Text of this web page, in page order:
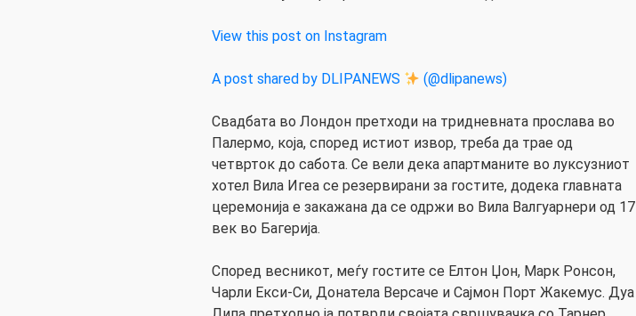
View this post on Instagram
A post shared by DLIPANEWS (@dlipanews)
Свадбата во Лондон претходи на тридневната прослава во
Палермо, која, според истиот извор, треба да трае од
четврток до сабота. Се вели дека апартманите во луксузниот
хотел Вила Игеа се резервирани за гостите, додека главната
церемонија е закажана да се одржи во Вила Валгуарнери од 17
век во Багерија.
Според весникот, меѓу гостите се Елтон Џон, Марк Ронсон,
Чарли Екси-Си, Донатела Версаче и Сајмон Порт Жакемус. Дуа